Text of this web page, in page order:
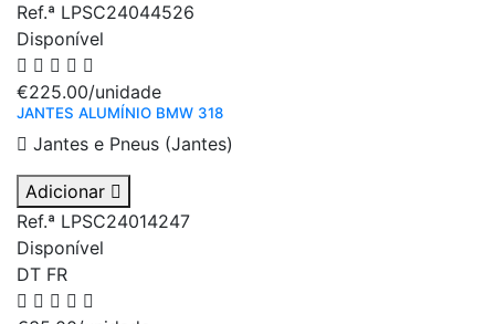
Ref.ª LPSC24044526
Disponível
€225.00/unidade
JANTES ALUMÍNIO BMW 318
Jantes e Pneus (Jantes)
Adicionar
Ref.ª LPSC24014247
Disponível
DT FR